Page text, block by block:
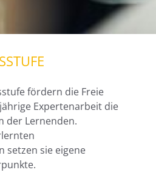
fördern die Freie
Expertenarbeit die
der Lernenden.
setzen sie eigene